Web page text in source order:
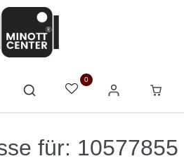
0
für: 10577855